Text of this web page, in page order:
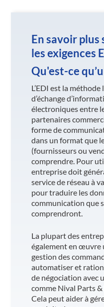
En savoir plus
les exigences
Qu'est-ce
L’EDI est la
d’échange
électroniques entre
partenaires
forme de
dans un format que
(fournisseurs ou
comprendre. Pour
entreprise doit
service de réseau à
pour traduire les
communication que
comprendront.
La plupart des
également en œuvre
gestion des
automatiser et
de négociation avec
comme Nival Parts
Cela peut aider à